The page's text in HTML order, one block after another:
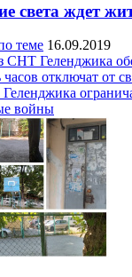
света ждет
теме 16.09.2019
СНТ Геленджика
отключат от
войны